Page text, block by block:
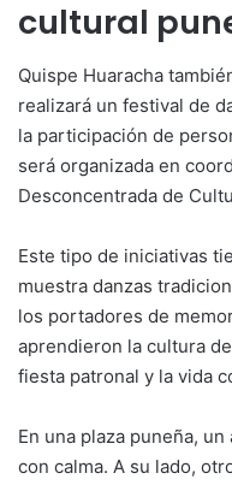
cultural
Quispe Huaracha
realizará un festival de
la participación de
será organizada en
Desconcentrada de
Este tipo de iniciativas
muestra danzas
los portadores de
aprendieron la cultura
fiesta patronal y la vida
En una plaza puneña,
con calma. A su lado,